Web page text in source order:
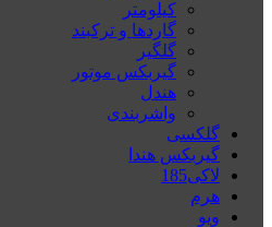
کیلومتر
گاردها و ترکبند
گلگیر
گیربکس موتور
هندل
واشربندی
گلکسی
گیربکس هندا
لاکی185
هرم
ويو